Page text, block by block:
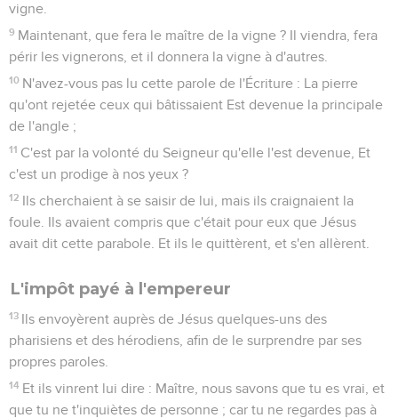
vigne.
9 Maintenant, que fera le maître de la vigne ? Il viendra, fera
périr les vignerons, et il donnera la vigne à d'autres.
10 N'avez-vous pas lu cette parole de l'Écriture : La pierre
qu'ont rejetée ceux qui bâtissaient Est devenue la principale
de l'angle ;
11 C'est par la volonté du Seigneur qu'elle l'est devenue, Et
c'est un prodige à nos yeux ?
12 Ils cherchaient à se saisir de lui, mais ils craignaient la
foule. Ils avaient compris que c'était pour eux que Jésus
avait dit cette parabole. Et ils le quittèrent, et s'en allèrent.
L'impôt payé à l'empereur
13 Ils envoyèrent auprès de Jésus quelques-uns des
pharisiens et des hérodiens, afin de le surprendre par ses
propres paroles.
14 Et ils vinrent lui dire : Maître, nous savons que tu es vrai, et
que tu ne t'inquiètes de personne ; car tu ne regardes pas à